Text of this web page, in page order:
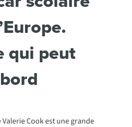
qui peut
Valerie Cook est une grande